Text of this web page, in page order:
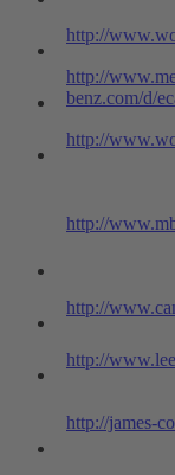
http://
http://
benz.com/d/
http://
http://
http://
http://
http://james-